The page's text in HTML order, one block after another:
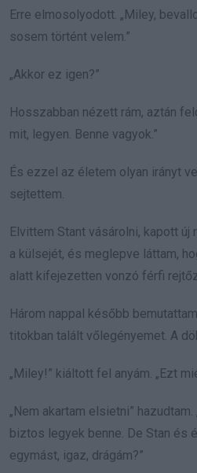
Erre elmosolyodott. „Miley,
sosem történt velem.”
„Akkor ez igen?”
Hosszabban nézett rám, aztán
mit, legyen. Benne vagyok.”
És ezzel az életem olyan irányt
sejtettem.
Elvittem Stant vásárolni, kapott
a külsejét, és meglepve láttam,
alatt kifejezetten vonzó férfi
Három nappal később
titokban talált vőlegényemet. A
„Miley!” kiáltott fel anyám. „Ezt
„Nem akartam elsietni”
biztos legyek benne. De Stan és
egymást, igaz, drágám?”